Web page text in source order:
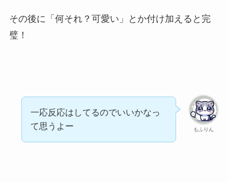
その後に「何それ？可愛い」とか付け加えると完
璧！
もふりん
一応反応はしてるのでいいかなっ
て思うよー